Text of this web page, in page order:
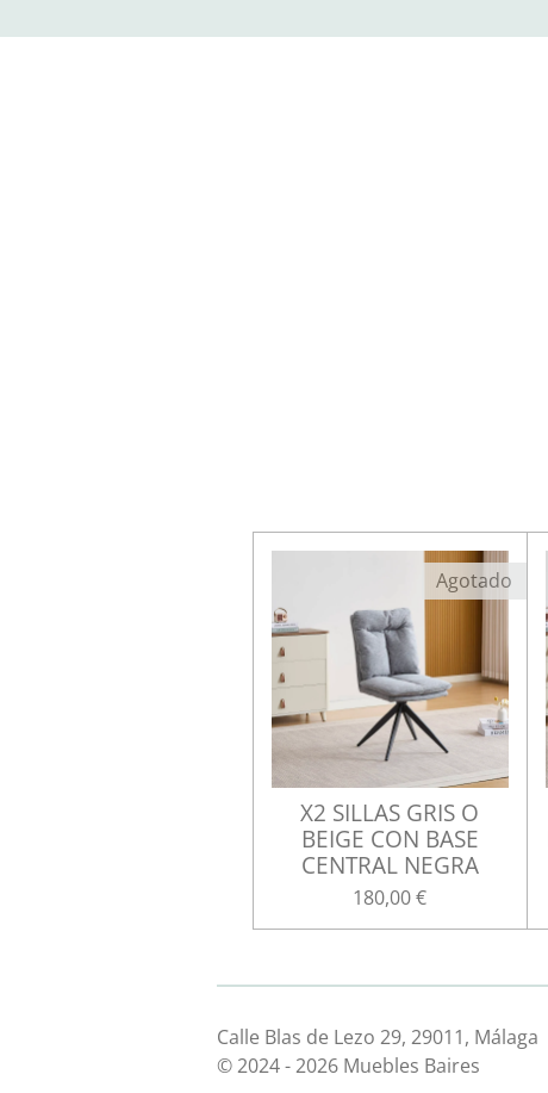
Agotado
X2 SILLAS GRIS O
BEIGE CON BASE
CENTRAL NEGRA
180,00 €
Calle Blas de Lezo 29, 29011, Málaga
© 2024 - 2026 Muebles Baires